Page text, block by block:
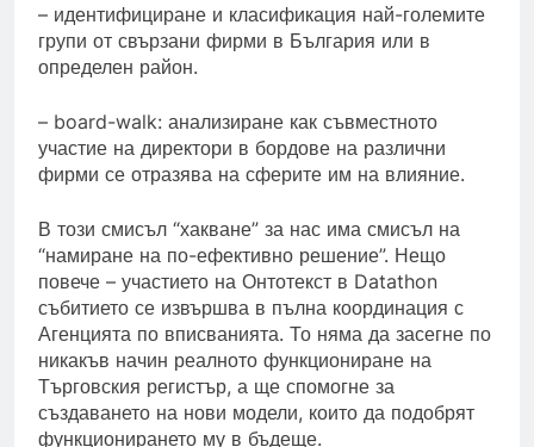
– идентифициране и класификация най-големите
групи от свързани фирми в България или в
определен район.
– board-walk: анализиране как съвместното
участие на директори в бордове на различни
фирми се отразява на сферите им на влияние.
В този смисъл “хакване” за нас има смисъл на
“намиране на по-ефективно решение”. Нещо
повече – участието на Онтотекст в Datathon
събитието се извършва в пълна координация с
Агенцията по вписванията. То няма да засегне по
никакъв начин реалното функциониране на
Търговския регистър, а ще спомогне за
създаването на нови модели, които да подобрят
функционирането му в бъдеще.